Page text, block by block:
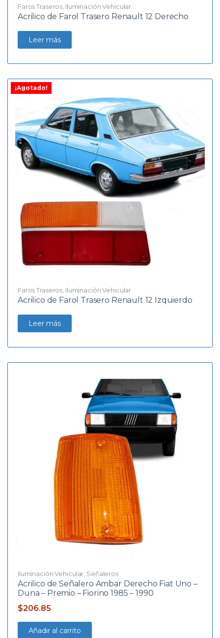
Faros Traseros Iluminación Vehicular
Acrilico de Farol Trasero Renault 12 Derecho
Leer más
¡Agotado!
Faros Traseros Iluminación Vehicular
Acrilico de Farol Trasero Renault 12 Izquierdo
Leer más
Iluminación Vehicular Señaleros
Acrilico de Señalero Ambar Derecho Fiat Uno –
Duna – Premio – Fiorino 1985 – 1990
$206.85
Añadir al carrito